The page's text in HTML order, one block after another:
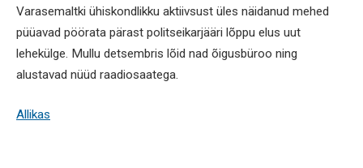
Varasemaltki ühiskondlikku aktiivsust üles näidanud mehed
püüavad pöörata pärast politseikarjääri lõppu elus uut
lehekülge. Mullu detsembris lõid nad õigusbüroo ning
alustavad nüüd raadiosaatega.
Allikas